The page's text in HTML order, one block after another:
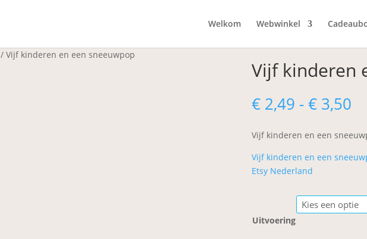
Welkom Webwinkel
/ Vijf kinderen en een sneeuwpop
Vijf kinderen
€2,49 - €3,50
€
Vijf kinderen en een
Vijf kinderen en een
Etsy Nederland
Uitvoering